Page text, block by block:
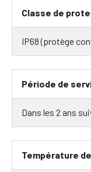
Classe de
IP68 (protège
Période de
Dans les 2 ans
Température